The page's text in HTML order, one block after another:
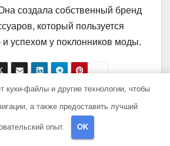
создала собственный бренд
который пользуется
и успехом у поклонников моды.
Алан Мамиев —
биография,
достижения,
куки-файлы и другие технологии, чтобы
а также предоставить лучший
опыт. OK